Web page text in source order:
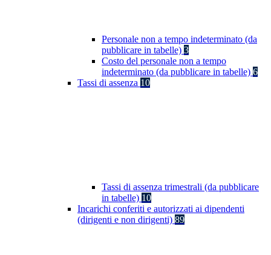
Personale non a tempo indeterminato (da
pubblicare in tabelle) 3
Costo del personale non a tempo
indeterminato (da pubblicare in tabelle) 6
Tassi di assenza 10
Tassi di assenza trimestrali (da pubblicare
in tabelle) 10
Incarichi conferiti e autorizzati ai dipendenti
(dirigenti e non dirigenti) 89